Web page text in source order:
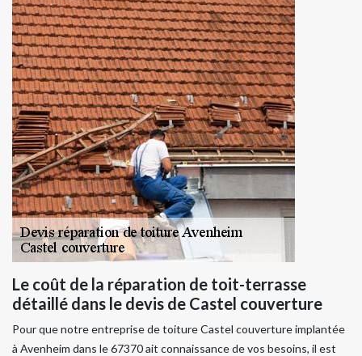
Le coût de la réparation de toit-terrasse
détaillé dans le devis de Castel couverture
Pour que notre entreprise de toiture Castel couverture implantée
à Avenheim dans le 67370 ait connaissance de vos besoins, il est